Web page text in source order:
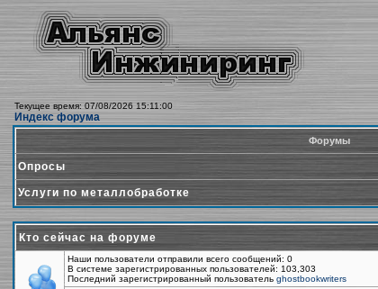
Текущее время: 07/08/2026 15:11:00
Индекс форума
Форумы
Опросы
Услуги по металлобработке
Кто сейчас на форуме
Наши пользователи отправили всего сообщений: 0
В системе зарегистрированных пользователей: 103,303
Последний зарегистрированный пользователь ghostbookwriters